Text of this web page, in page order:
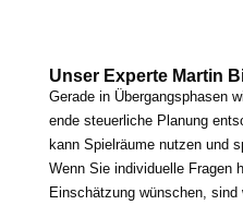
Unser Experte Martin
Gerade in Übergangsphasen
en­de steu­er­li­che Planung
kann Spielräume nut­zen und
Wenn Sie indi­vi­du­el­le Fragen
Einschätzung wün­schen, sind